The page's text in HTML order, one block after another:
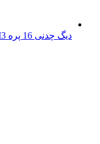
دیگ چدنی 16 پره MI3 مدل Hyper-16